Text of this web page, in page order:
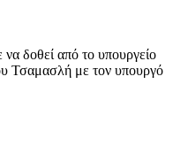
δοθεί από το υπουργείο
Τσαμασλή με τον υπουργό